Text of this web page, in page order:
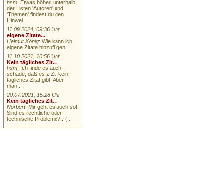
hsm: Etwas höher, unterhalb
der Listen 'Autoren' und
'Themen' findest du den
Hinwei...
11.09.2024, 09:36 Uhr
eigene Zitate...
Helmut König: Wie kann ich
eigene Zitate hinzufügen...
11.10.2021, 10:56 Uhr
Kein tägliches Zit...
hsm: Ich finde es auch
schade, daß es z.Zt. kein
tägliches Zitat gibt. Aber
man...
20.07.2021, 15:28 Uhr
Kein tägliches Zit...
Norbert: Mir geht es auch so!
Sind es rechtliche oder
technische Probleme? :-(...